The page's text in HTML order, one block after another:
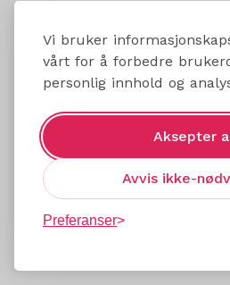
Vi bruker
vårt for å forbedre
personlig innhold og
Aksepter
Avvis ikke-
Preferanser